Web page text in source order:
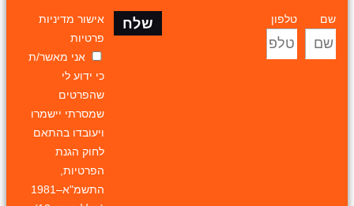
שם טלפון
אישור מדיניות
פרטיות
אני מאשר/ת
כי ידוע לי
שהפרטים
שמסרתי יישמרו
ויעובדו בהתאם
לחוק הגנת
הפרטיות,
התשמ"א–1981
שלח